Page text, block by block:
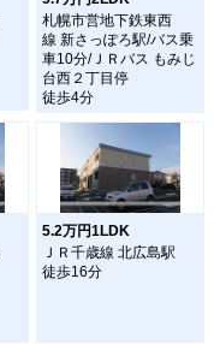
札幌市営地下鉄東西
線 新さっぽろ駅/バス乗
車10分/ＪＲバス もみじ
台西２丁目停
徒歩4分
5.2万円1LDK
ＪＲ千歳線 北広島駅
徒歩16分